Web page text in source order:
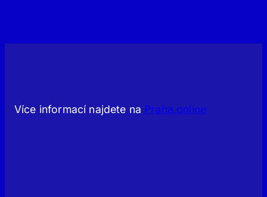
Více informací najdete na Praha.online